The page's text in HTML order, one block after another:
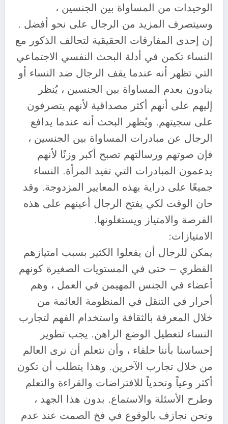
الوحيدات من المساواة بين الجنسين ،
وسيتصرف المزيد من الرجال على نحو أفضل .
إن إحدى المفارقات الحقيقية لتحالف الذكور مع
النساء تكمن في أدلة البحث النفسي الاجتماعي
التي تظهر أنه عندما يقف الرجال ضد النساء أو
ينادون بعدم المساواة بين الجنسين ، يُنظر
إليهم على أنهم أكثر مصداقية لأنهم يتصرفون
على سجيتهم. ويُظهر البحث أنه عندما يدافع
الرجال عن مبادرات المساواة بين الجنسين ،
فإن صوتهم ورسالتهم تصبح أكبر وزنًا لأنهم
يدعمون المبادرات التي تفيد المرأة. النساء
جميعًا على دراية بهذه المعايير المزدوجة. وقد
حان الوقت لكي يفتح الرجال أعينهم على هذه
الفرصة والامتياز ويستغلونها.
الامتيازات:
يمكن للرجال أن يفعلوا الكثير بسبب امتيازهم
الفطري – حتى في المستويات الصغيرة كونهم
أعضاء في الجنس المهيمن في العمل ، وهم
أحرار في التنقل في المنظومة العائمة من
خلال المعرفة بالثقافة واستخدام الفهم لتجارب
النساء لتعطيل الوضع الراهن. يجب تطوير
إحساسنا بأننا حلفاء ، وأن نتعلم أن نرى العالم
من خلال تجارب الآخرين. وهذا يتطلب أن تكون
أكثر وعياً وتحدياً للافتراضات والقراءة والتعلم
وطرح الأسئلة والاستماع. بدون هذا الجهد ،
ونحن نجازف بالوقوع في فخ الصمت عند عدم